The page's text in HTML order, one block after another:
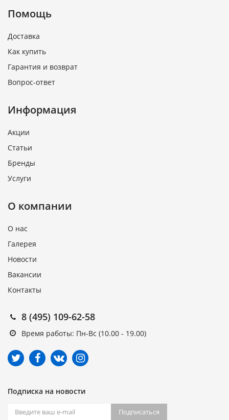
Помощь
Доставка
Как купить
Гарантия и возврат
Вопрос-ответ
Информация
Акции
Статьи
Бренды
Услуги
О компании
О нас
Галерея
Новости
Вакансии
Контакты
8 (495) 109-62-58
Время работы: Пн-Вс (10.00 - 19.00)
Подписка на новости
Подписаться